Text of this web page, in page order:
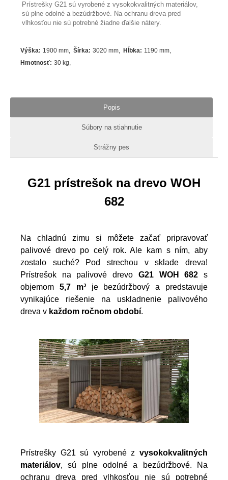
Prístrešky G21 sú vyrobené z vysokokvalitných materiálov,
sú plne odolné a bezúdržbové. Na ochranu dreva pred
vlhkosťou nie sú potrebné žiadne ďalšie nátery.
Výška: 1900 mm Šírka: 3020 mm Hĺbka: 1190 mm
Hmotnosť: 30 kg
Popis
Súbory na stiahnutie
Strážny pes
G21 prístrešok na drevo WOH
682
Na chladnú zimu si môžete začať pripravovať
palivové drevo po celý rok. Ale kam s ním, aby
zostalo suché? Pod strechou v sklade dreva!
Prístrešok na palivové drevo G21 WOH 682 s
objemom 5,7 m³je bezúdržbový a predstavuje
vynikajúce riešenie na uskladnenie palivového
dreva v každom ročnom období.
Prístrešky G21 sú vyrobené z vysokokvalitných
materiálov, sú plne odolné a bezúdržbové. Na
ochranu dreva pred vlhkosťou nie sú potrebné